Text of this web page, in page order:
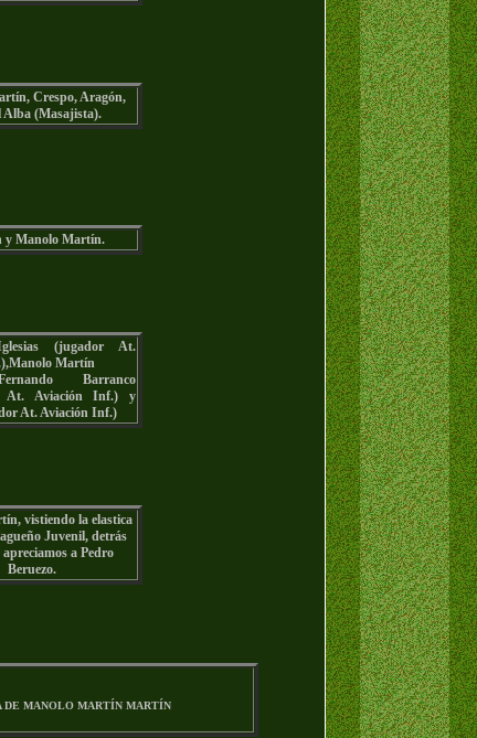
Crespo, Aragón,
Alba (Masajista).
y Manolo Martín.
(jugador At.
Martín
Barranco
At. Aviación Inf.) y
At. Aviación Inf.)
vistiendo la elastica
Juvenil, detrás
apreciamos a Pedro
Beruezo.
DE MANOLO MARTÍN MARTÍN